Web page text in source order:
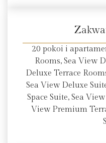
20 pokoi i
Rooms, Sea View
Deluxe Terrace
Sea View Deluxe
Space Suite, Sea
View Premium